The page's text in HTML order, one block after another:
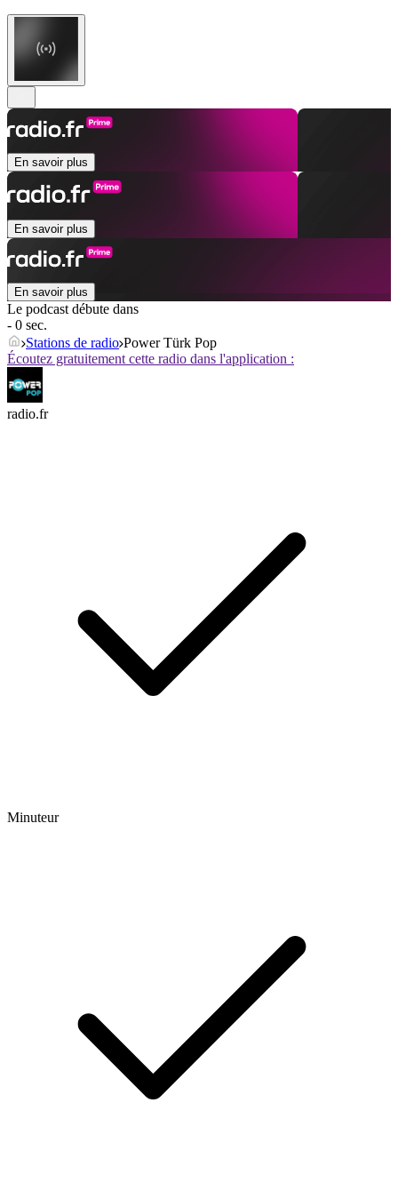
En savoir plus
En savoir plus
En savoir plus
Le podcast débute dans
- 0 sec.
Stations de radio Power Türk Pop
Écoutez gratuitement cette radio dans l'application :
radio.fr
Minuteur